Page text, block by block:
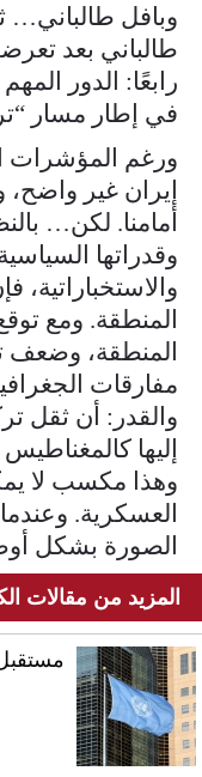
وبافل طالباني…
طالباني بعد
رابعًا: الدور
في إطار مسار
ورغم المؤشرات
إيران غير
أمامنا. لكن…
وقدراتها
والاستخباراتية،
المنطقة. ومع
المنطقة، وضعف
مفارقات
والقدر: أن ثقل
إليها
وهذا مكسب لا
العسكرية.
الصورة بشكل
المزيد من مقالات